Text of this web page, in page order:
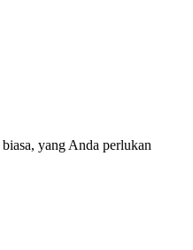
yang Anda perlukan